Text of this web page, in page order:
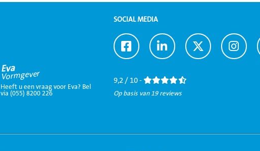
Eva
Vormgever
Heeft u een vraag voor Eva? Bel
via (055) 8200 226
SOCIAL MEDIA
Ga
naar
Ga
naar
Ga
naar
Ga
naar
9,2 / 10 -
Op basis van 19 reviews